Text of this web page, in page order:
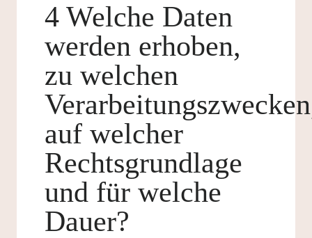
4 Welche Daten
werden erhoben,
zu welchen
auf welcher
Rechtsgrundlage
und für welche
Dauer?